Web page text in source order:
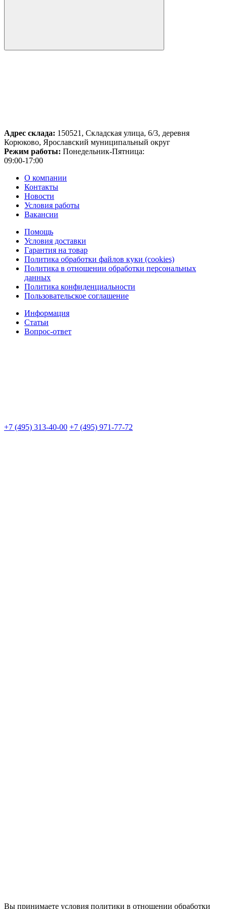
Адрес склада: 150521, Складская улица, 6/3, деревня
Корюково, Ярославский муниципальный округ
Режим работы: Понедельник-Пятница:
09:00-17:00
О компании
Контакты
Новости
Условия работы
Вакансии
Помощь
Условия доставки
Гарантия на товар
Политика обработки файлов куки (cookies)
Политика в отношении обработки персональных
данных
Политика конфиденциальности
Пользовательское соглашение
Информация
Статьи
Вопрос-ответ
+7 (495) 313-40-00 +7 (495) 971-77-72
Вы принимаете условия политики в отношении обработки